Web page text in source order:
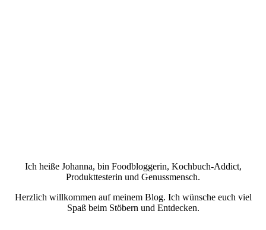
Ich heiße Johanna, bin Foodbloggerin, Kochbuch-Addict,
Produkttesterin und Genussmensch.
Herzlich willkommen auf meinem Blog. Ich wünsche euch viel
Spaß beim Stöbern und Entdecken.